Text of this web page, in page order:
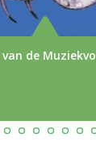
op 3